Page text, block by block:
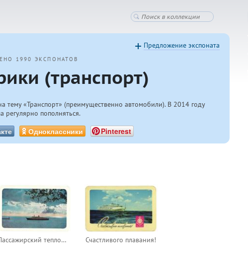
1990 ЭКСПОНАТОВ
(транспорт)
«Транспорт» (преимущественно автомобили). В 2014 году
регулярно пополняться.
Одноклассники Pinterest
Предложение экспоната
Пассажирский теплоход Счастливого плавания!